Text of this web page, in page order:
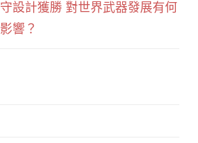
守設計獲勝 對世界武器發展有何
影響？